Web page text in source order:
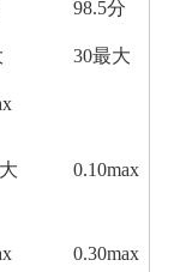
98.5分
30最大
0.10max
0.30max